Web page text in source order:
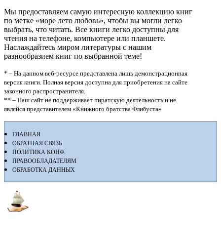
Мы предоставляем самую интересную коллекцию книг
по метке «море лето любовь», чтобы вы могли легко
выбрать, что читать. Все книги легко доступны для
чтения на телефоне, компьютере или планшете.
Наслаждайтесь миром литературы с нашим
разнообразием книг по выбранной теме!
* – На данном веб-ресурсе представлена лишь демонстрационная
версия книги. Полная версия доступна для приобретения на сайте
законного распространителя.
** – Наш сайт не поддерживает пиратскую деятельность и не
являйся представителем «Книжного братства Флибуста»
ГЛАВНАЯ
ОБРАТНАЯ СВЯЗЬ
ПОЛИТИКА КОНФ.
ПРАВООБЛАДАТЕЛЯМ
ОБРАБОТКА ДАННЫХ